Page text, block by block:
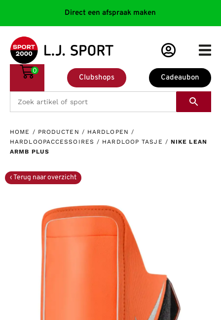
Direct een afspraak maken
Cadeaubon
Clubshops
0
HOME / PRODUCTEN / HARDLOPEN /
HARDLOOPACCESSOIRES / HARDLOOP TASJE / NIKE LEAN
ARMB PLUS